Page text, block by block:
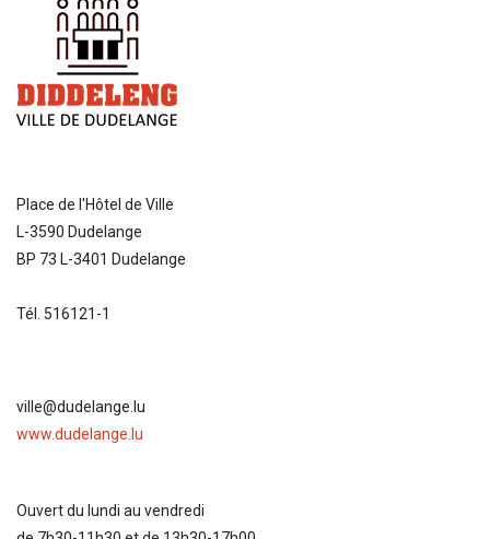
Place de l'Hôtel de Ville
L-3590 Dudelange
BP 73 L-3401 Dudelange
Tél. 516121-1
ville@dudelange.lu
www.dudelange.lu
Ouvert du lundi au vendredi